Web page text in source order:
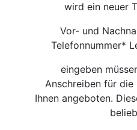
wird ein neuer
Vor- und
Telefonnummer*
eingeben
Anschreiben für
Ihnen angeboten.